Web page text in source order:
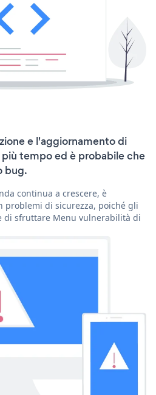
e l'aggiornamento di
tempo ed è probabile che
bug.
continua a crescere, è
problemi di sicurezza, poiché gli
di sfruttare Menu vulnerabilità di